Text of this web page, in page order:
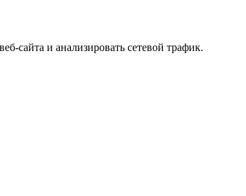
сайта и анализировать сетевой трафик.